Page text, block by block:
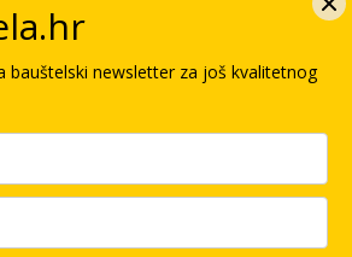
nova generacija kućnih bazena!
možete hodati, a od kutije do
bauštelski newsletter za još kvalitetnog